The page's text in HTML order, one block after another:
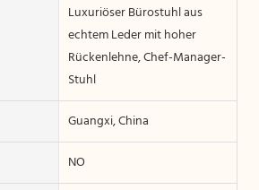
Luxuriöser Bürostuhl aus
echtem Leder mit hoher
Rückenlehne, Chef-Manager-
Stuhl
Guangxi, China
NO